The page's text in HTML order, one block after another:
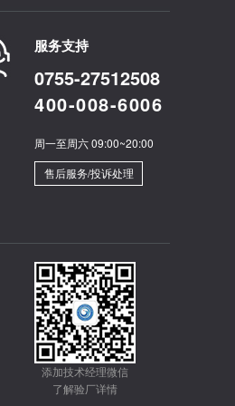
服务支持
0755-27512508
400-008-6006
周一至周六 09:00~20:00
售后服务/投诉处理
添加技术经理微信
了解验厂详情